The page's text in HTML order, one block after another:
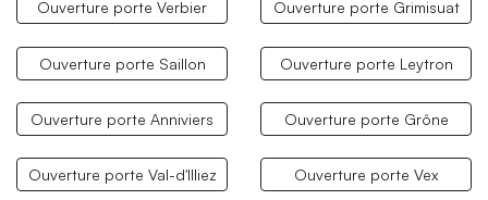
Ouverture porte Verbier Ouverture porte Grimisuat
Ouverture porte Saillon Ouverture porte Leytron
Ouverture porte Anniviers Ouverture porte Grône
Ouverture porte Val-d'Illiez Ouverture porte Vex